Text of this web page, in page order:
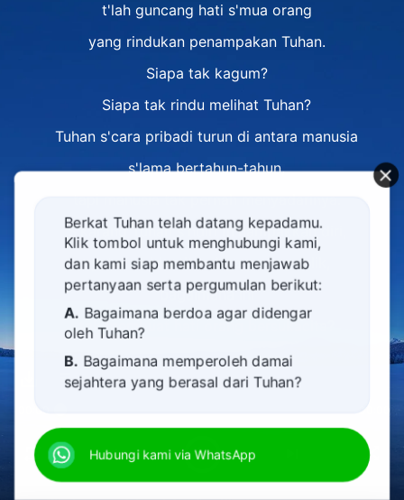
t'lah guncang hati s'mua orang
yang rindukan penampakan Tuhan.
Siapa tak kagum?
Siapa tak rindu melihat Tuhan?
Tuhan s'cara pribadi turun di antara manusia
s'lama bertahun-tahun,
S'karang Tuhan s'ndiri m'nampakkan diri,
nyatakan identitas-Nya pada publik,
bagaimana ini
tak membuat hati orang bersukacita?
Dulu Tuhan pernah berbagi suka dan duka,
serta pernah berpisah dan bertemu kembali
s'karang Dia bersatu kembali dengan manusia,
dan berbagi kisah tentang masa
Berkat Tuhan telah datang kepadamu.
Klik tombol untuk menghubungi kami,
dan kami siap membantu menjawab
pertanyaan serta pergumulan berikut:
A. Bagaimana berdoa agar didengar
oleh Tuhan?
B. Bagaimana memperoleh damai
sejahtera yang berasal dari Tuhan?
D.
dekat kepada Tuhan.
E.Bagaimana menyambut kedatangan
Hubungi kami via WhatsApp